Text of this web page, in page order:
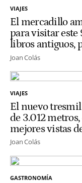
VIAJES
El mercadillo
para visitar este
libros antiguos,
Joan Colás
VIAJES
El nuevo
de 3.012
mejores vistas
Joan Colás
GASTRONOMÍA